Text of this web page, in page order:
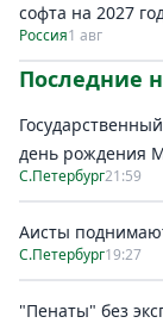
софта на 2027
Россия1 авг
Последние
день рождения
С.Петербург21:59
Аисты
С.Петербург19:27
"Пенаты" без